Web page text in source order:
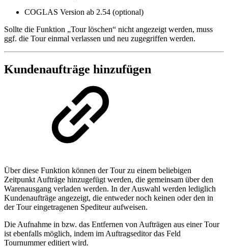
COGLAS Version ab 2.54 (optional)
Sollte die Funktion „Tour löschen“ nicht angezeigt werden, muss
ggf. die Tour einmal verlassen und neu zugegriffen werden.
Kundenaufträge hinzufügen
Über diese Funktion können der Tour zu einem beliebigen
Zeitpunkt Aufträge hinzugefügt werden, die gemeinsam über den
Warenausgang verladen werden. In der Auswahl werden lediglich
Kundenaufträge angezeigt, die entweder noch keinen oder den in
der Tour eingetragenen Spediteur aufweisen.
Die Aufnahme in bzw. das Entfernen von Aufträgen aus einer Tour
ist ebenfalls möglich, indem im Auftragseditor das Feld
Tournummer editiert wird.